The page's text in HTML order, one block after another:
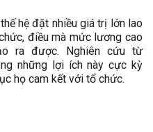
hệ đặt nhiều giá trị lớn lao
điều mà mức lương cao
ra được. Nghiên cứu từ
những lợi ích này cực kỳ
họ cam kết với tổ chức.